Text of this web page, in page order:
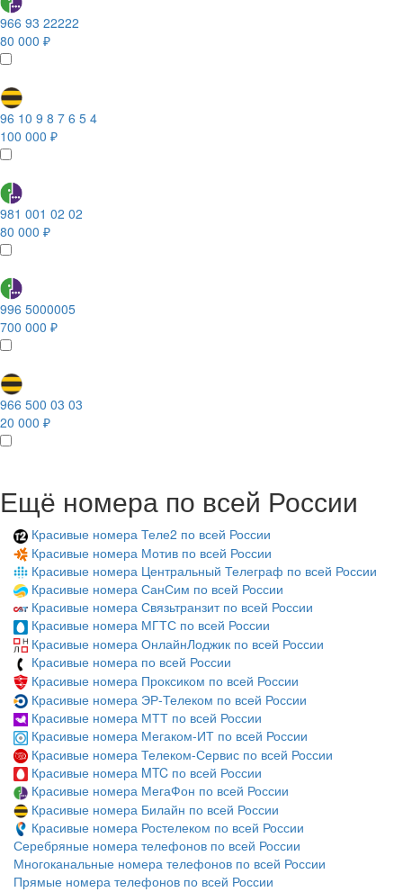
966 93 22222
80 000 ₽
96 10 9 8 7 6 5 4
100 000 ₽
981 001 02 02
80 000 ₽
996 5000005
700 000 ₽
966 500 03 03
20 000 ₽
Ещё номера по всей России
Красивые номера Теле2 по всей России
Красивые номера Мотив по всей России
Красивые номера Центральный Телеграф по всей России
Красивые номера СанСим по всей России
Красивые номера Связьтранзит по всей России
Красивые номера МГТС по всей России
Красивые номера ОнлайнЛоджик по всей России
Красивые номера по всей России
Красивые номера Проксиком по всей России
Красивые номера ЭР-Телеком по всей России
Красивые номера МТТ по всей России
Красивые номера Мегаком-ИТ по всей России
Красивые номера Телеком-Сервис по всей России
Красивые номера MTC по всей России
Красивые номера МегаФон по всей России
Красивые номера Билайн по всей России
Красивые номера Ростелеком по всей России
Серебряные номера телефонов по всей России
Многоканальные номера телефонов по всей России
Прямые номера телефонов по всей России